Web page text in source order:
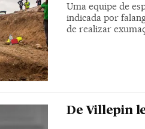
Uma equipe de
indicada por
de realizar
De Villepin